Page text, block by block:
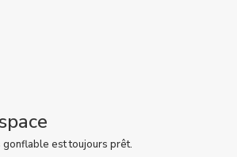
gonflable est toujours prêt.